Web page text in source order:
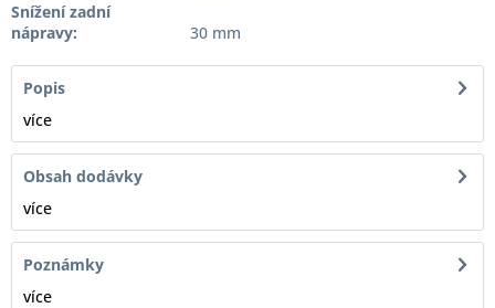
Snížení zadní
nápravy:
30 mm
Popis
více
Obsah dodávky
více
Poznámky
více